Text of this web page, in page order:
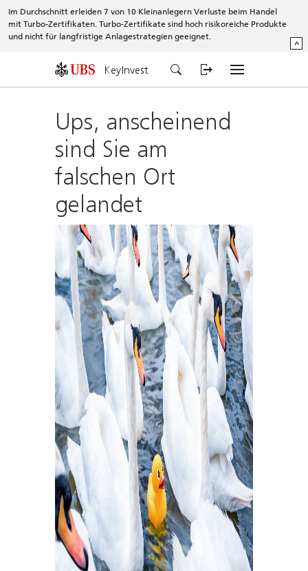
Im Durchschnitt erleiden 7 von 10 Kleinanlegern Verluste beim Handel
mit Turbo-Zertifikaten. Turbo-Zertifikate sind hoch risikoreiche Produkte
und nicht für langfristige Anlagestrategien geeignet.
^
KeyInvest
Ups, anscheinend
sind Sie am
falschen Ort
gelandet